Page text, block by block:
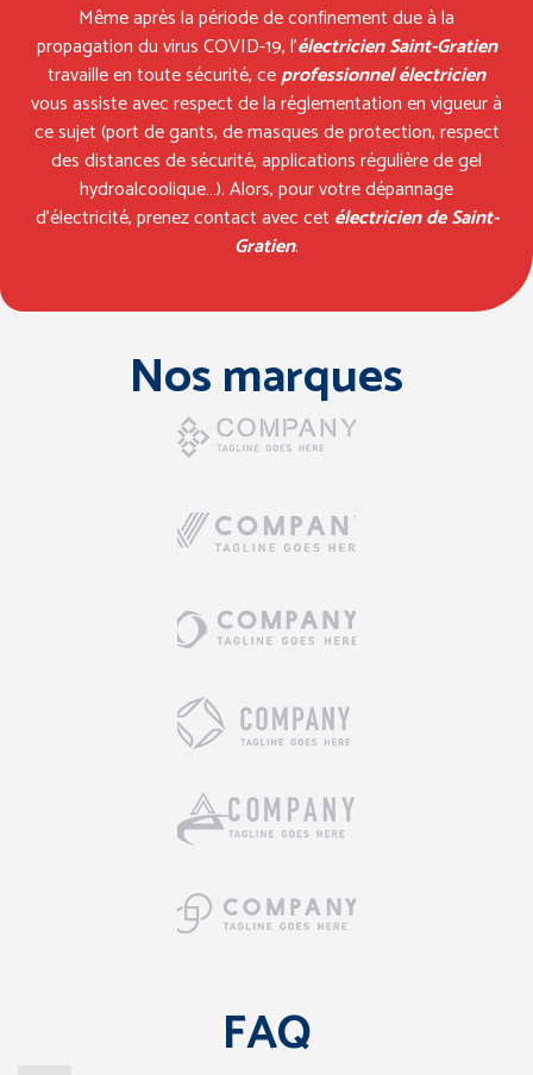
Même après la période de confinement due à la
propagation du virus COVID-19, l’électricien Saint-Gratien
travaille en toute sécurité, ceprofessionnel électricien
vous assiste avec respect de la réglementation en vigueur à
ce sujet (port de gants, de masques de protection, respect
des distances de sécurité, applications régulière de gel
hydroalcoolique…). Alors, pour votre dépannage
d’électricité, prenez contact avec cet électricien de Saint-
Gratien.
Nos marques
FAQ